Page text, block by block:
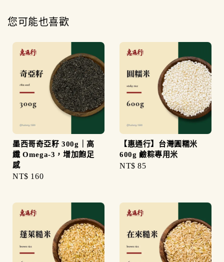
您可能也喜歡
墨西哥奇亞籽 300g｜高
纖 Omega-3，增加飽足
感
Regular
NT$ 160
【惠通行】台灣圓糯米
600g 鹼粽專用米
Regular
NT$ 85